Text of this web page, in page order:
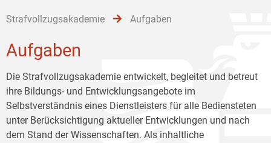
Strafvollzugsakademie Aufgaben
Aufgaben
Die Strafvollzugsakademie entwickelt, begleitet und betreut
ihre Bildungs- und Entwicklungsangebote im
Selbstverständnis eines Dienstleisters für alle Bediensteten
unter Berücksichtigung aktueller Entwicklungen und nach
dem Stand der Wissenschaften. Als inhaltliche